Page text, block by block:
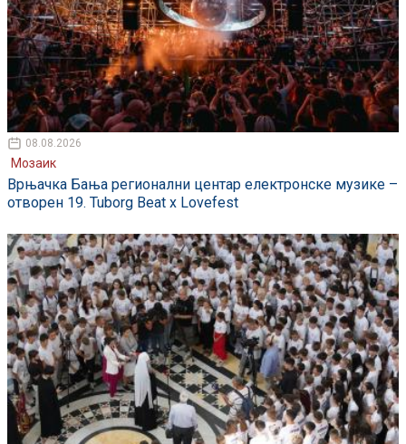
08.08.2026
Мозаик
Врњачка Бања регионални центар електронске музике –
отворен 19. Tuborg Beat x Lovefest